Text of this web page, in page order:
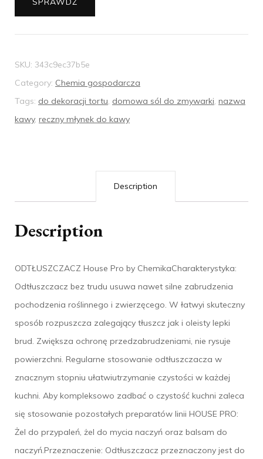
SKU: 343c9ec37b5e
Category: Chemia gospodarcza
Tags: do dekoracji tortu domowa sól do zmywarki nazwa
kawy, reczny młynek do kawy
Description
Description
ODTŁUSZCZACZ House Pro by ChemikaCharakterystyka:
Odtłuszczacz bez trudu usuwa nawet silne zabrudzenia
pochodzenia roślinnego i zwierzęcego. W łatwyi skuteczny
sposób rozpuszcza zalegający tłuszcz jak i oleisty lepki
brud. Zwiększa ochronę przedzabrudzeniami, nie rysuje
powierzchni. Regularne stosowanie odtłuszczacza w
znacznym stopniu ułatwiutrzymanie czystości w każdej
kuchni. Aby kompleksowo zadbać o czystość kuchni zaleca
się stosowanie pozostałych preparatów linii HOUSE PRO:
Żel do przypaleń, żel do mycia naczyń oraz balsam do
naczyń.Przeznaczenie: Odtłuszczacz przeznaczony jest do